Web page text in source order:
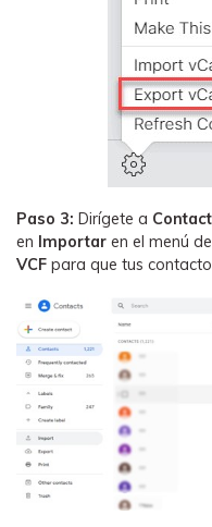
Paso 3: Dirígete a
en Importar en el menú
VCF para que tus